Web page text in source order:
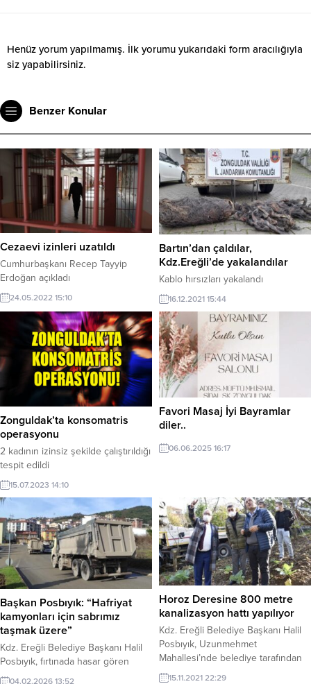
Henüz yorum yapılmamış. İlk yorumu yukarıdaki form aracılığıyla
siz yapabilirsiniz.
Benzer Konular
Cezaevi izinleri uzatıldı
Cumhurbaşkanı Recep Tayyip
Erdoğan açıkladı
24.05.2022 15:10
Bartın’dan çaldılar,
Kdz.Ereğli’de yakalandılar
Kablo hırsızları yakalandı
16.12.2021 15:44
Zonguldak’ta konsomatris
operasyonu
2 kadının izinsiz şekilde çalıştırıldığı
tespit edildi
15.07.2023 14:10
Favori Masaj İyi Bayramlar
diler..
06.06.2025 16:17
Başkan Posbıyık: “Hafriyat
kamyonları için sabrımız
taşmak üzere”
Kdz. Ereğli Belediye Başkanı Halil
Posbıyık, fırtınada hasar gören
Askeriye Limanının yeniden
04.02.2026 13:52
Horoz Deresine 800 metre
kanalizasyon hattı yapılıyor
Kdz. Ereğli Belediye Başkanı Halil
Posbıyık, Uzunmehmet
Mahallesi’nde belediye tarafından
yapılan alt yapı çalışmalarını yerinde
15.11.2021 22:29